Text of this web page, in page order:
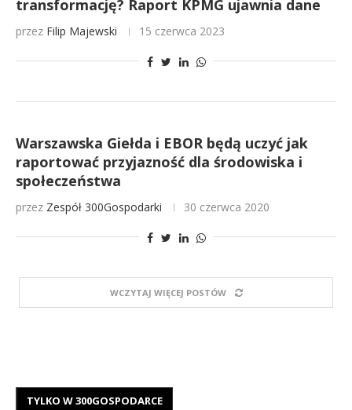
transformację? Raport KPMG ujawnia dane
przez Filip Majewski 15 czerwca 2023
Warszawska Giełda i EBOR będą uczyć jak
raportować przyjazność dla środowiska i
społeczeństwa
przez Zespół 300Gospodarki 30 czerwca 2020
WCZYTAJ WIĘCEJ POSTÓW
TYLKO W 300GOSPODARCE